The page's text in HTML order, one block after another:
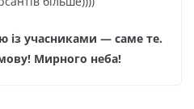
із учасниками — саме те.
Мирного неба!